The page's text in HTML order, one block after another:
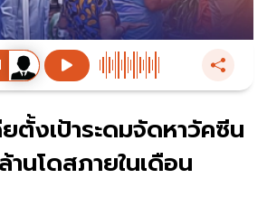
ตั้งเป้าระดมจัดหาวัคซีน
นโดสภายในเดือน